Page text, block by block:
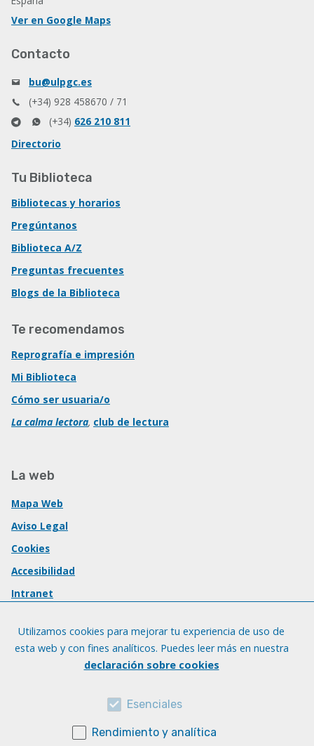
Ver en Google Maps
Contacto
bu@ulpgc.es
(+34) 928 458670 / 71
(+34) 626 210 811
Directorio
Tu Biblioteca
Bibliotecas y horarios
Pregúntanos
Biblioteca A/Z
Preguntas frecuentes
Blogs de la Biblioteca
Te recomendamos
Reprografía e impresión
Mi Biblioteca
Cómo ser usuaria/o
La calma lectora, club de lectura
La web
Mapa Web
Aviso Legal
Cookies
Accesibilidad
Intranet
Utilizamos cookies para mejorar tu experiencia de uso de
esta web y con fines analíticos. Puedes leer más en nuestra
declaración sobre cookies
Esenciales
Rendimiento y analítica